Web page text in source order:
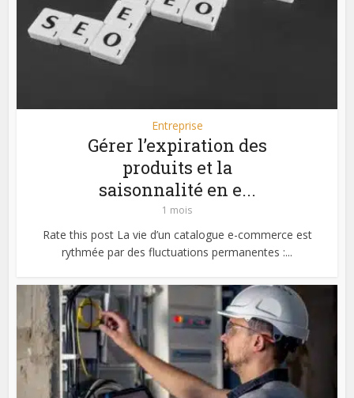
Entreprise
Gérer l’expiration des
produits et la
saisonnalité en e...
1 mois
Rate this post La vie d’un catalogue e-commerce est
rythmée par des fluctuations permanentes :...